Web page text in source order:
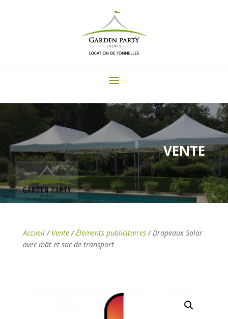
VENTE
Accueil/ Vente/Éléments publicitaires/ Drapeaux Solar
avec mât et sac de transport